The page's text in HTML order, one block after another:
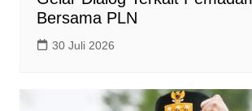
Bersama PLN
30 Juli 2026